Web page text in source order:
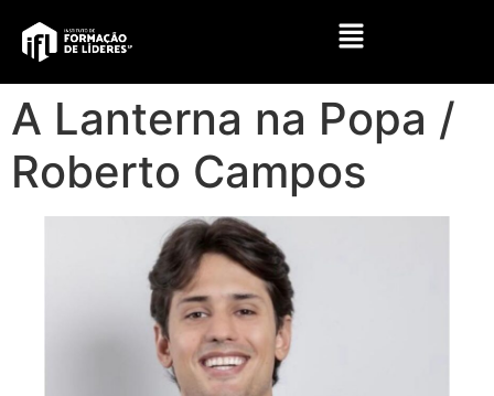
A Lanterna na Popa /
Roberto Campos